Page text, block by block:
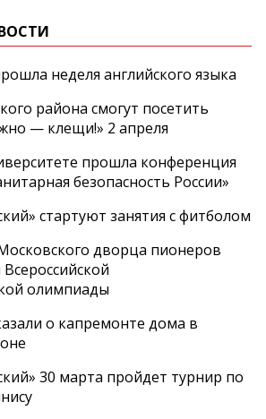
неделя английского языка
района смогут посетить
— клещи!» 2 апреля
прошла конференция
безопасность России»
стартуют занятия с фитболом
дворца пионеров
олимпиады
о капремонте дома в
30 марта пройдет турнир по